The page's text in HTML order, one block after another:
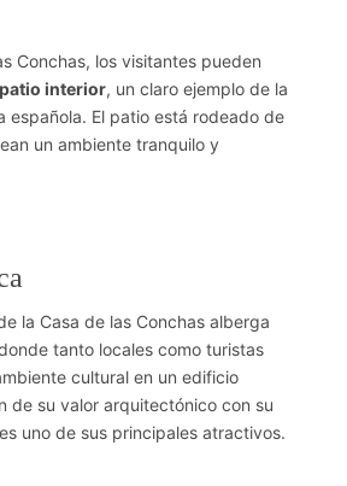
Conchas, los visitantes pueden
patio interior, un claro ejemplo de la
española. El patio está rodeado de
un ambiente tranquilo y
la Casa de las Conchas alberga
tanto locales como turistas
cultural en un edificio
de su valor arquitectónico con su
uno de sus principales atractivos.